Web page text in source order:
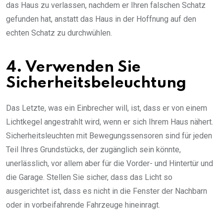
das Haus zu verlassen, nachdem er Ihren falschen Schatz
gefunden hat, anstatt das Haus in der Hoffnung auf den
echten Schatz zu durchwühlen.
4. Verwenden Sie
Sicherheitsbeleuchtung
Das Letzte, was ein Einbrecher will, ist, dass er von einem
Lichtkegel angestrahlt wird, wenn er sich Ihrem Haus nähert.
Sicherheitsleuchten mit Bewegungssensoren sind für jeden
Teil Ihres Grundstücks, der zugänglich sein könnte,
unerlässlich, vor allem aber für die Vorder- und Hintertür und
die Garage. Stellen Sie sicher, dass das Licht so
ausgerichtet ist, dass es nicht in die Fenster der Nachbarn
oder in vorbeifahrende Fahrzeuge hineinragt.